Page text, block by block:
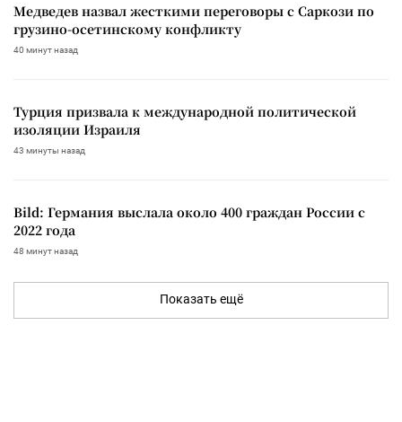
Медведев назвал жесткими переговоры с Саркози по
грузино-осетинскому конфликту
40 минут назад
Турция призвала к международной политической
изоляции Израиля
43 минуты назад
Bild: Германия выслала около 400 граждан России с
2022 года
48 минут назад
Показать ещё